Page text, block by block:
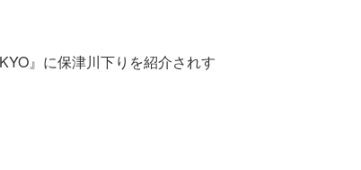
』に保津川下りを紹介されす